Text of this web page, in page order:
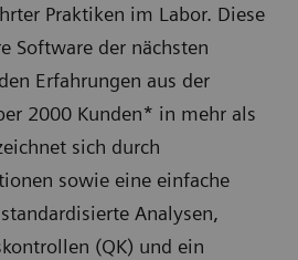
Praktiken im Labor. Diese
Software der nächsten
Erfahrungen aus der
2000 Kunden* in mehr als
sich durch
sowie eine einfache
Analysen,
(QK) und ein